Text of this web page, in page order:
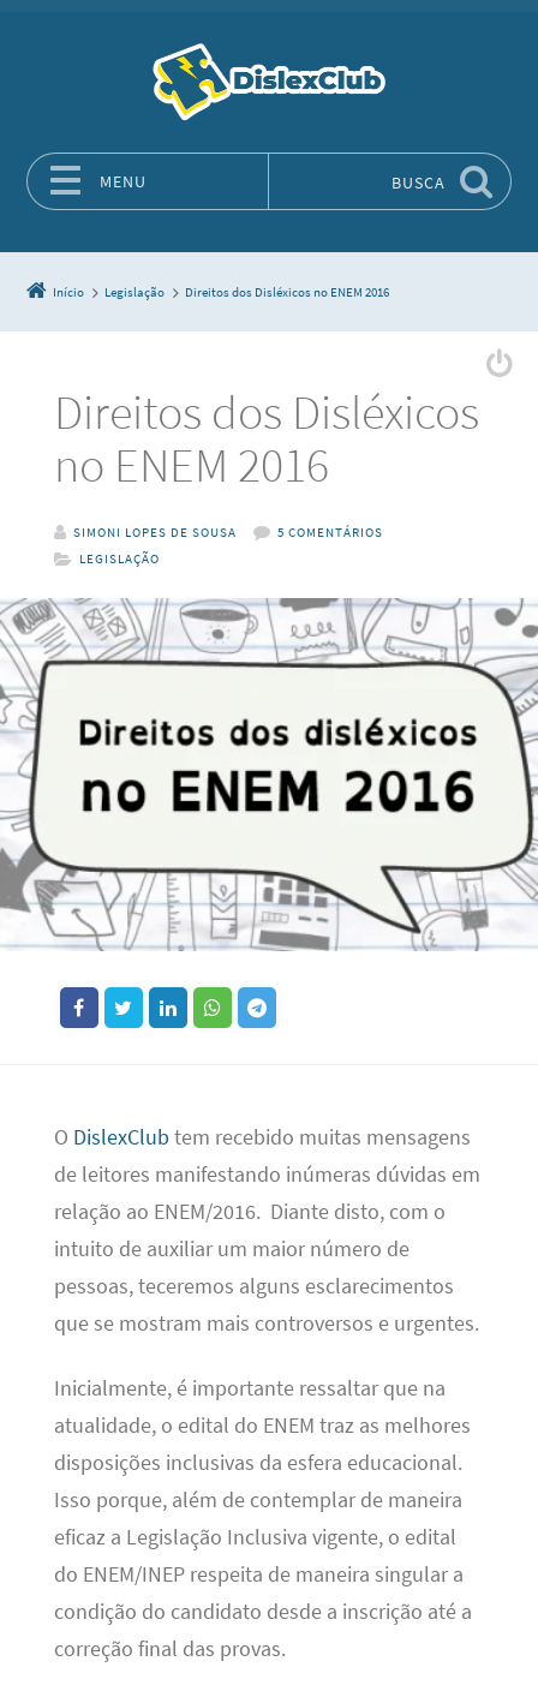
MENU BUSCA
Início Legislação Direitos dos Disléxicos no ENEM 2016
Direitos dos Disléxicos
no ENEM 2016
SIMONI LOPES DE SOUSA
5 COMENTÁRIOS
LEGISLAÇÃO
O DislexClub tem recebido muitas mensagens
de leitores manifestando inúmeras dúvidas em
relação ao ENEM/2016. Diante disto, com o
intuito de auxiliar um maior número de
pessoas, teceremos alguns esclarecimentos
que se mostram mais controversos e urgentes.
Inicialmente, é importante ressaltar que na
atualidade, o edital do ENEM traz as melhores
disposições inclusivas da esfera educacional.
Isso porque, além de contemplar de maneira
eficaz a Legislação Inclusiva vigente, o edital
do ENEM/INEP respeita de maneira singular a
condição do candidato desde a inscrição até a
correção final das provas.